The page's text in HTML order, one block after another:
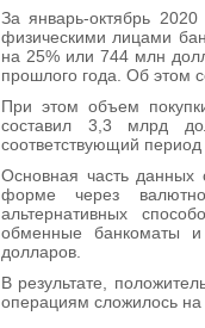
За январь-октябрь
физическими лицами
на 25% или 744 млн
прошлого года. Об этом
При этом объем
составил 3,3 млрд
соответствующий
Основная часть данных
форме через
альтернативных
обменные банкоматы
долларов.
В результате,
операциям сложилось